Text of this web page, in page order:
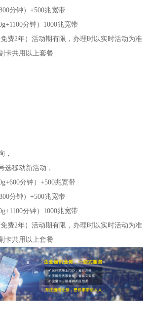
分钟）+500兆宽带
分钟）1000兆宽带
免费2年）活动期有限，办理时以实时活动为准
卡共用以上套餐
，
选移动新活动，
分钟）+500兆宽带
分钟）+500兆宽带
分钟）1000兆宽带
免费2年）活动期有限，办理时以实时活动为准
卡共用以上套餐